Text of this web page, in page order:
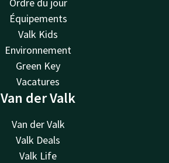
Équipements
Valk Kids
Environnement
Green Key
Vacatures
Van der Valk
Van der Valk
Valk Deals
Valk Life